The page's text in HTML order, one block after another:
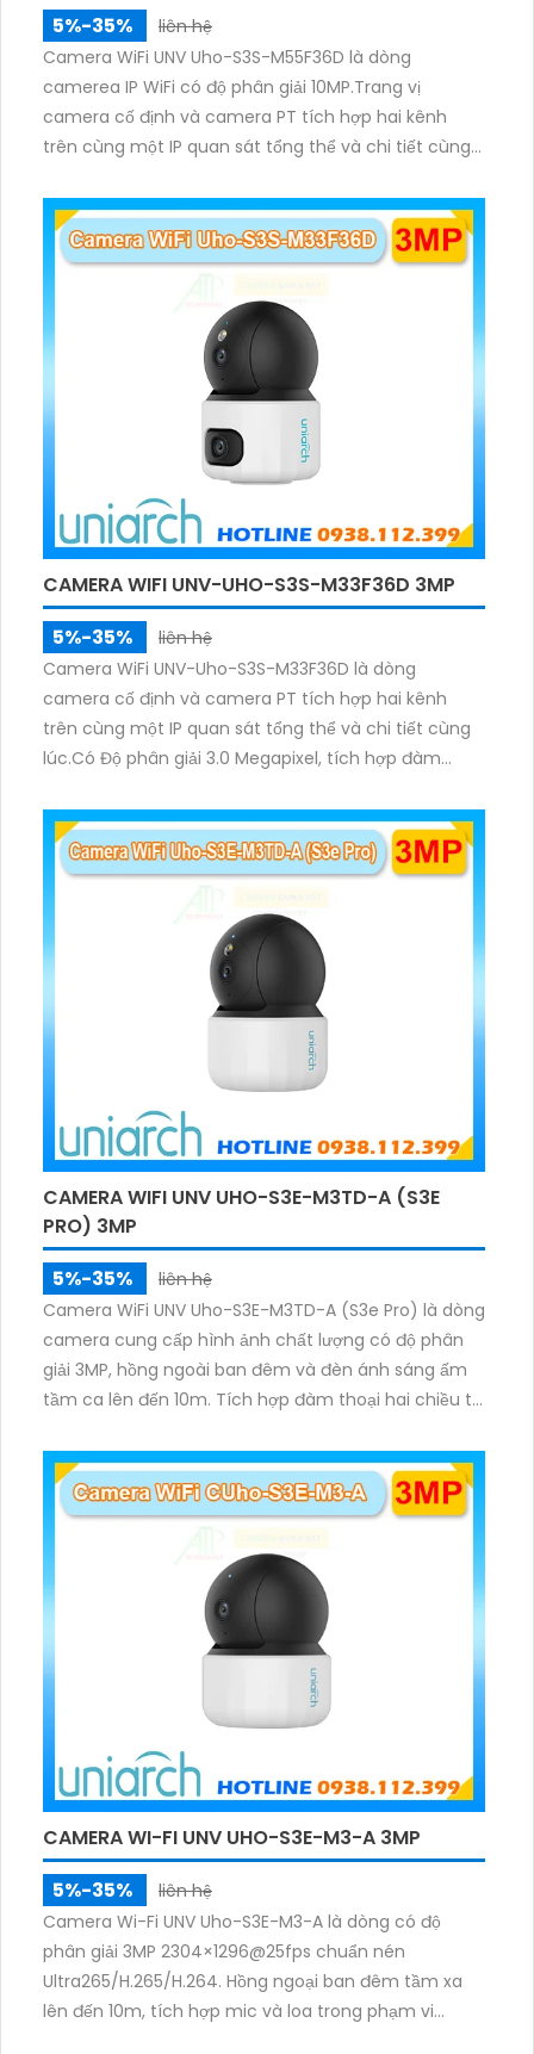
5%-35%
liên hệ
Camera WiFi UNV Uho-S3S-M55F36D là dòng
camerea IP WiFi có độ phân giải 10MP.Trang vị
camera cố định và camera PT tích hợp hai kênh
trên cùng một IP quan sát tổng thể và chi tiết cùng
ánh sáng. Kết hợp hồng ngoại và đèn ấm cho hình
ảnh có màu trong nhiều điều kiện khác nhau trong
phạm vi 3m.
CAMERA WIFI UNV-UHO-S3S-M33F36D 3MP
5%-35%
liên hệ
Camera WiFi UNV-Uho-S3S-M33F36D là dòng
camera cố định và camera PT tích hợp hai kênh
trên cùng một IP quan sát tổng thể và chi tiết cùng
lúc.Có Độ phân giải 3.0 Megapixel, tích hợp đàm
sáng ấm lên đến 10m.
CAMERA WIFI UNV UHO-S3E-M3TD-A (S3E
PRO) 3MP
5%-35%
liên hệ
Camera WiFi UNV Uho-S3E-M3TD-A (S3e Pro) là dòng
camera cung cấp hình ảnh chất lượng có độ phân
giải 3MP, hồng ngoài ban đêm và đèn ánh sáng ấm
tầm ca lên đến 10m. Tích hợp đàm thoại hai chiều to
CAMERA WI-FI UNV UHO-S3E-M3-A 3MP
5%-35%
liên hệ
Camera Wi-Fi UNV Uho-S3E-M3-A là dòng có độ
phân giải 3MP 2304×1296@25fps chuẩn nén
Ultra265/H.265/H.264. Hồng ngoại ban đêm tầm xa
lên đến 10m, tích hợp mic và loa trong phạm vi